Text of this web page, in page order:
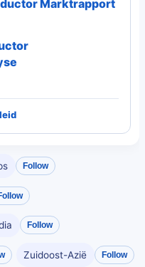
Marktrapport
Follow
Follow
Zuidoost-Azië Follow